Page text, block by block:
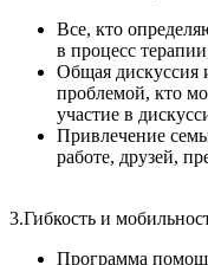
Все, кто
в процесс
Общая дискуссия
проблемой, кто
участие в
Привлечение
работе, друзей,
3.Гибкость и
Программа